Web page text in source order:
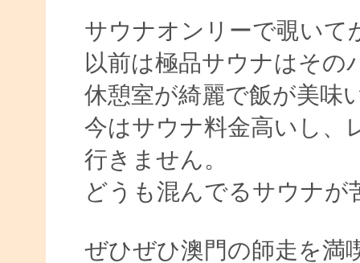
サウナオンリーで覗いて
以前は極品サウナはその
休憩室が綺麗で飯が美味
今はサウナ料金高いし、
行きません。
どうも混んでるサウナが
ぜひぜひ澳門の師走を満